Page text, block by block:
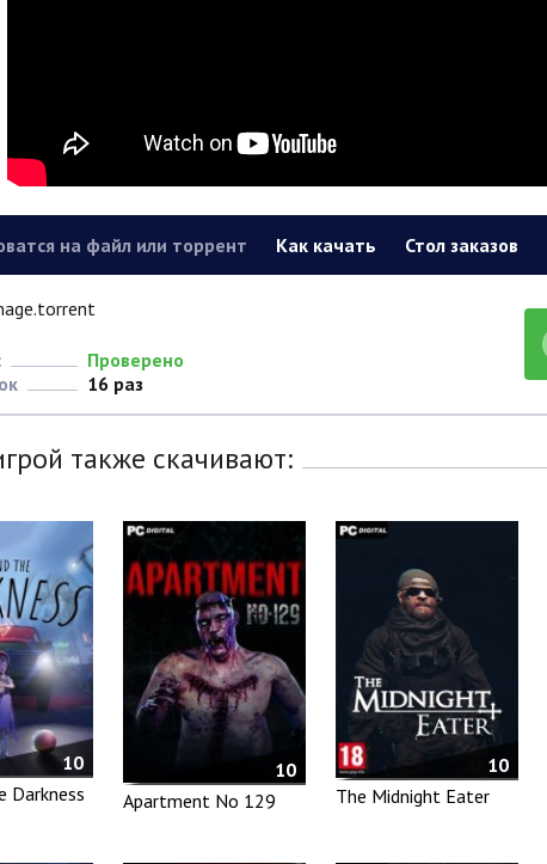
на файл или торрент Как качать Стол заказов
Проверено
16 раз
также скачивают:
10
Darkness
10
Apartment No 129
10
The Midnight Eater